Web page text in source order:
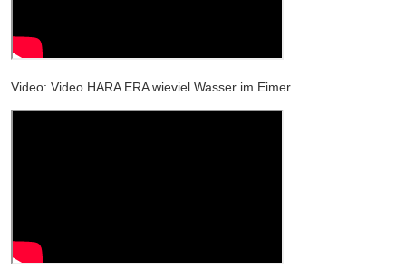
Video: Video HARA ERA wieviel Wasser im Eimer